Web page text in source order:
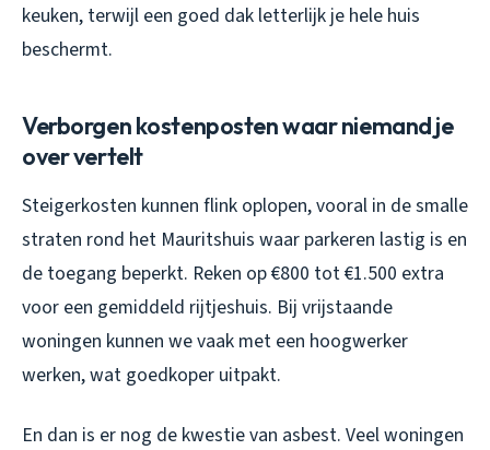
keuken, terwijl een goed dak letterlijk je hele huis
beschermt.
Verborgen kostenposten waar niemand je
over vertelt
Steigerkosten kunnen flink oplopen, vooral in de smalle
straten rond het Mauritshuis waar parkeren lastig is en
de toegang beperkt. Reken op €800 tot €1.500 extra
voor een gemiddeld rijtjeshuis. Bij vrijstaande
woningen kunnen we vaak met een hoogwerker
werken, wat goedkoper uitpakt.
En dan is er nog de kwestie van asbest. Veel woningen